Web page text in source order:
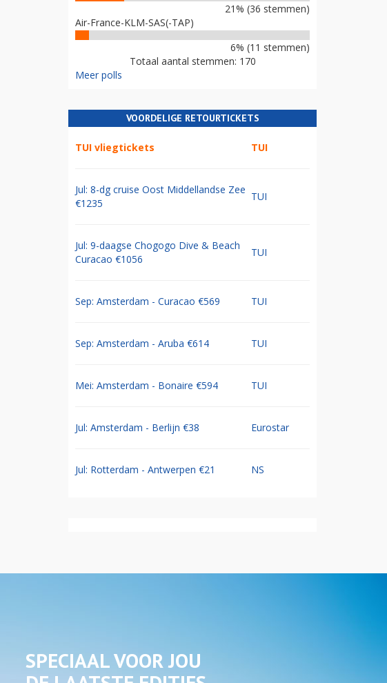
21% (36 stemmen)
Air-France-KLM-SAS(-TAP)
6% (11 stemmen)
Totaal aantal stemmen: 170
Meer polls
VOORDELIGE RETOURTICKETS
TUI vliegtickets TUI
Jul: 8-dg cruise Oost Middellandse Zee
€1235
TUI
Jul: 9-daagse Chogogo Dive & Beach
Curacao €1056
TUI
Sep: Amsterdam - Curacao €569 TUI
Sep: Amsterdam - Aruba €614 TUI
Mei: Amsterdam - Bonaire €594 TUI
Jul: Amsterdam - Berlijn €38 Eurostar
Jul: Rotterdam - Antwerpen €21 NS
SPECIAAL VOOR JOU